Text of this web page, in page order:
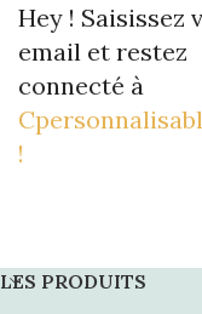
Hey ! Saisissez
email et restez
connecté à
!
LES PRODUITS